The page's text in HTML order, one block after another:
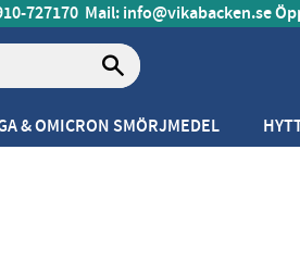
727170 Mail:info@vikabacken.se
& OMICRON SMÖRJMEDEL